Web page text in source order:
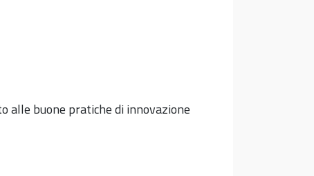
alle buone pratiche di innovazione